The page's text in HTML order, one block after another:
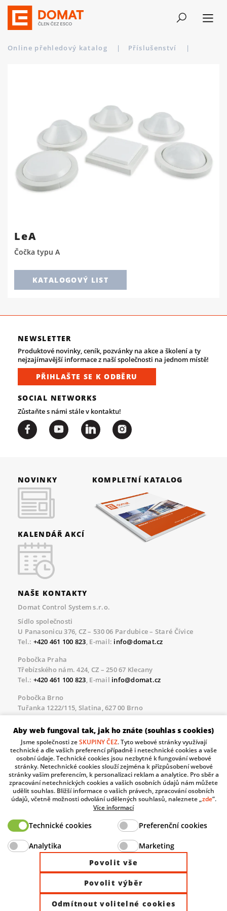
Online přehledový katalog | Příslušenství |
LeA
Čočka typu A
KATALOGOVÝ LIST
NEWSLETTER
Produktové novinky, ceník, pozvánky na akce a školení a ty
nejzajímavější informace z naší společnosti na jednom místě!
PŘIHLAŠTE SE K ODBĚRU
SOCIAL NETWORKS
Zůstaňte s námi stále v kontaktu!
NOVINKY
KALENDÁŘ AKCÍ
KOMPLETNÍ KATALOG
NAŠE KONTAKTY
Domat Control System s.r.o.
Sídlo společnosti
U Panasonicu 376, CZ – 530 06 Pardubice – Staré Čívice
Tel.: +420 461 100 823, E-mail: info@domat.cz
Pobočka Praha
Třebízského nám. 424, CZ – 250 67 Klecany
Tel.: +420 461 100 823, E-mail info@domat.cz
Pobočka Brno
Tuřanka 1222/115, Slatina, 627 00 Brno
Tel.:+420 461 100 823, E-mailinfo@domat.cz
Servisní linka pro námi realizované akce
Po – Pá 8.30 – 17.00
tel:+420 733 421 878, E-mailservis@domat.cz
Technická podpora:
Tel.:+420 461 100 666 , WhatsApp:+420 603 735 402
Informace o zpracovávaných osobních údajích.
Ministry of Industry and Trade of the Czech Republic
support investment in your future.
© 2026 Domat Control System s.r.o. |
All rights reserved |
Aby web fungoval tak, jak ho znáte (souhlas s cookies)
Jsme společnosti zeSKUPINY ČEZ. Tyto webové stránky využívají
technické a dle vašich preferencí případně i netechnické cookies a vaše
osobní údaje. Technické cookies jsou nezbytné k fungování webové
stránky. Netechnické cookies slouží zejména k přizpůsobení webové
stránky vašim preferencím, k personalizaci reklam a analytice. Pro sběr a
zpracování netechnických cookies a vašich osobních údajů nám můžete
udělit souhlas. Bližší informace o vašich právech, zpracování osobních
údajů, včetně možnosti odvolání udělených souhlasů, naleznete „zde“.
Více informací
Technické cookies Preferenční cookies
Analytika
Marketing
Povolit vše
Povolit výběr
Odmítnout volitelné cookies